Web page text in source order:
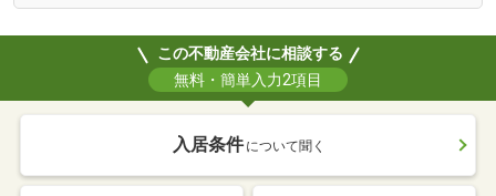
この不動産会社に相談する
無料・簡単入力2項目
入居条件 について聞く